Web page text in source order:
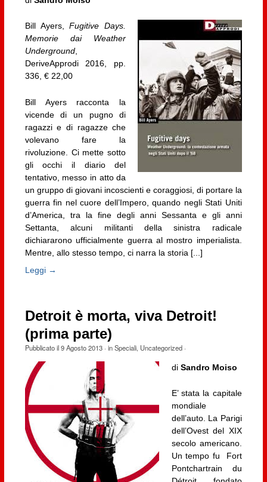
Bill Ayers,Fugitive Days.
Memorie dai Weather
Underground,
DeriveApprodi 2016, pp.
336, € 22,00
Bill Ayers racconta la
vicende di un pugno di
ragazzi e di ragazze che
volevano fare la
rivoluzione. Ci mette sotto
gli occhi il diario del
tentativo, messo in atto da
un gruppo di giovani incoscienti e coraggiosi, di portare la
guerra fin nel cuore dell’Impero, quando negli Stati Uniti
d’America, tra la fine degli anni Sessanta e gli anni
Settanta, alcuni militanti della sinistra radicale
dichiararono ufficialmente guerra al mostro imperialista.
Mentre, allo stesso tempo, ci narra la storia [...]
Leggi →
Detroit è morta, viva Detroit!
(prima parte)
Pubblicato il9 Agosto 2013· inSpeciali, Uncategorized·
di Sandro Moiso
E’ stata la capitale
mondiale
dell’auto. La Parigi
dell’Ovest del XIX
secolo americano.
Un tempo fu Fort
Pontchartrain du